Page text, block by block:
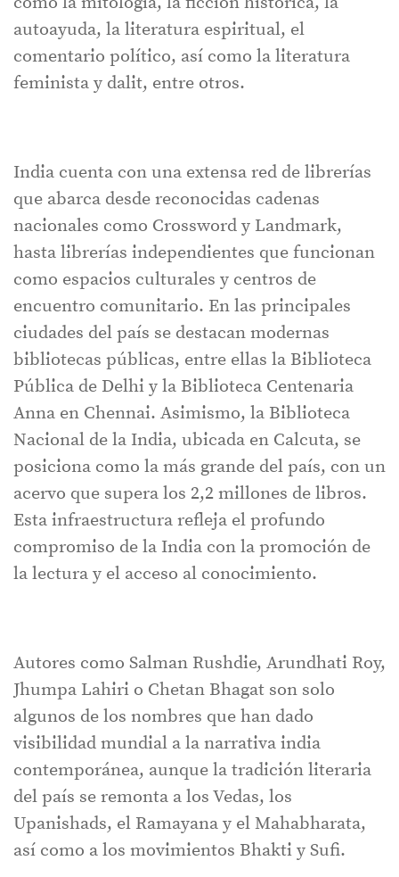
autoayuda, la literatura espiritual, el
comentario político, así como la literatura
feminista y dalit, entre otros.
India cuenta con una extensa red de librerías
que abarca desde reconocidas cadenas
nacionales como Crossword y Landmark,
hasta librerías independientes que funcionan
como espacios culturales y centros de
encuentro comunitario. En las principales
ciudades del país se destacan modernas
bibliotecas públicas, entre ellas la Biblioteca
Pública de Delhi y la Biblioteca Centenaria
Anna en Chennai. Asimismo, la Biblioteca
Nacional de la India, ubicada en Calcuta, se
posiciona como la más grande del país, con un
acervo que supera los 2,2 millones de libros.
Esta infraestructura refleja el profundo
compromiso de la India con la promoción de
la lectura y el acceso al conocimiento.
Autores como Salman Rushdie, Arundhati Roy,
Jhumpa Lahiri o Chetan Bhagat son solo
algunos de los nombres que han dado
visibilidad mundial a la narrativa india
contemporánea, aunque la tradición literaria
del país se remonta a los Vedas, los
Upanishads, el Ramayana y el Mahabharata,
así como a los movimientos Bhakti y Sufi.